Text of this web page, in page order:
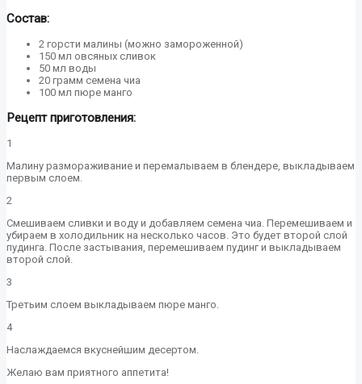
Состав:
2 горсти малины (можно замороженной)
150 мл овсяных сливок
50 мл воды
20 грамм семена чиа
100 мл пюре манго
Рецепт приготовления:
1
Малину размораживание и перемалываем в блендере, выкладываем
первым слоем.
2
Смешиваем сливки и воду и добавляем семена чиа. Перемешиваем и
убираем в холодильник на несколько часов. Это будет второй слой
пудинга. После застывания, перемешиваем пудинг и выкладываем
второй слой.
3
Третьим слоем выкладываем пюре манго.
4
Наслаждаемся вкуснейшим десертом.
Желаю вам приятного аппетита!